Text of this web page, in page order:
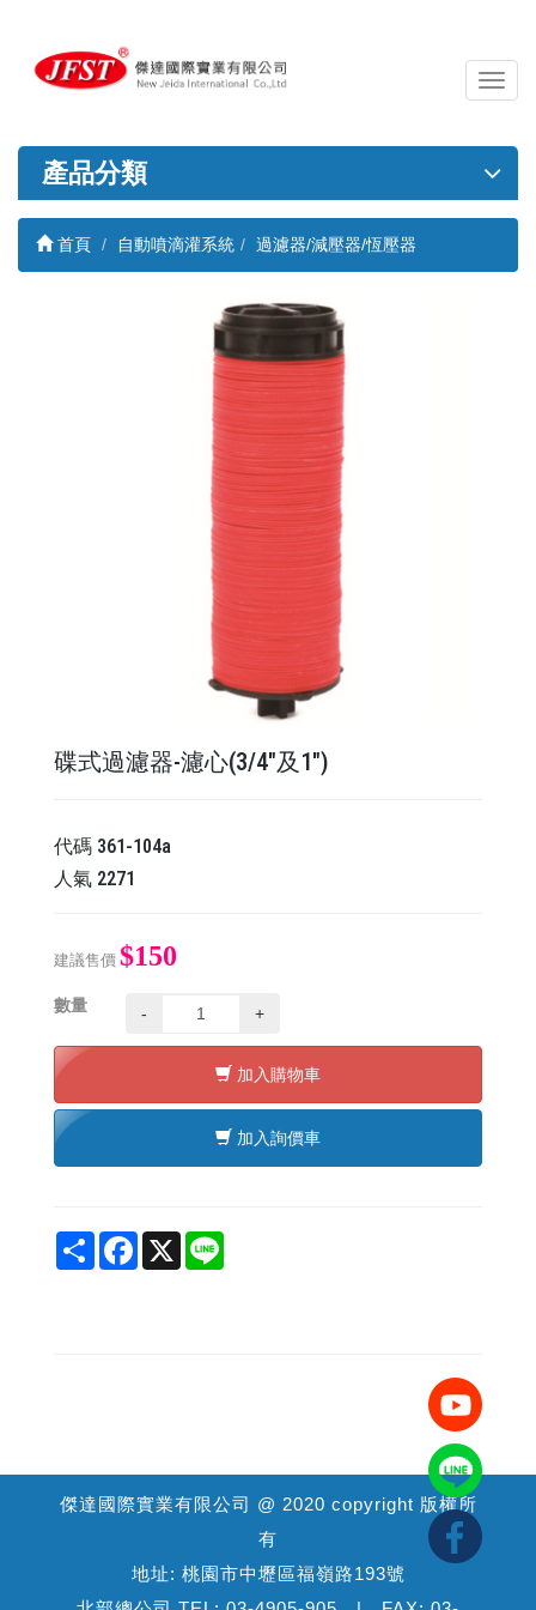
導
覽
關
產品分類
首頁 自動噴滴灌系統 過濾器/減壓器/恆壓器
碟式過濾器-濾心(3/4"及1")
代碼 361-104a
人氣 2271
建議售價 $150
數量 - +
加入購物車
加入詢價車
Share Facebook
X
傑達國際實業有限公司 @ 2020 copyright 版權所
有
地址: 桃園市中壢區福嶺路193號